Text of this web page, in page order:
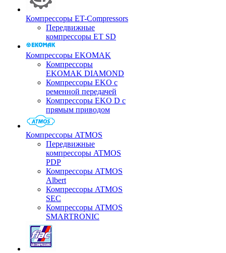
Компрессоры ET-Compressors
Передвижные
компрессоры ET SD
Компрессоры EKOMAK
Компрессоры
EKOMAK DIAMOND
Компрессоры EKO c
ременной передачей
Компрессоры EKO D с
прямым приводом
Компрессоры ATMOS
Передвижные
компрессоры ATMOS
PDP
Компрессоры ATMOS
Albert
Компрессоры ATMOS
SEC
Компрессоры ATMOS
SMARTRONIC